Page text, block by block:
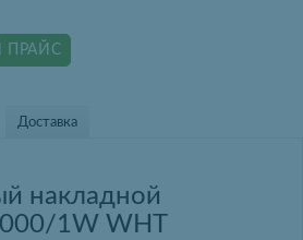
ПРАЙС
Доставка
накладной
1W WHT